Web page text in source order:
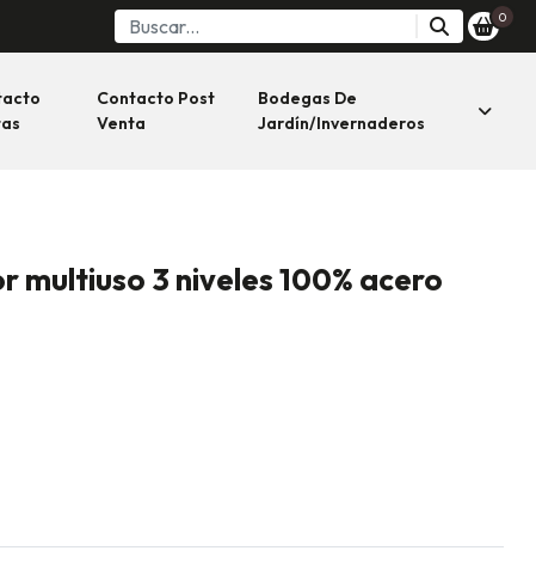
0
Contacto Post
Venta
Bodegas De
Jardín/invernaderos
multiuso 3 niveles 100% acero